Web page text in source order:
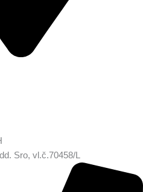
Sro, vl.č.70458/L